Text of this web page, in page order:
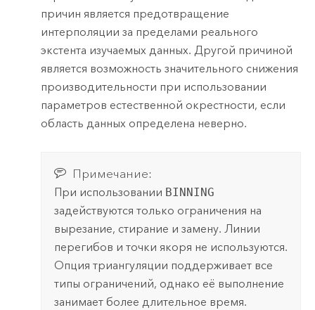
причин является предотвращение
интерполяции за пределами реального
экстента изучаемых данных. Другой причиной
является возможность значительного снижения
производительности при использовании
параметров естественной окрестности, если
область данных определена неверно.
Примечание:
При использовании BINNING
задействуются только ограничения на
вырезание, стирание и замену. Линии
перегибов и точки якоря не используются.
Опция триангуляции поддерживает все
типы ограничений, однако её выполнение
занимает более длительное время.